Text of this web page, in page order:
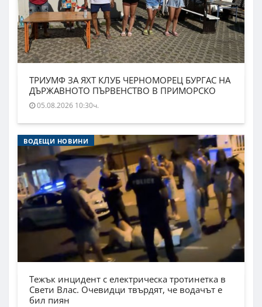
ТРИУМФ ЗА ЯХТ КЛУБ ЧЕРНОМОРЕЦ БУРГАС НА
ДЪРЖАВНОТО ПЪРВЕНСТВО В ПРИМОРСКО
05.08.2026 10:30ч.
ВОДЕЩИ НОВИНИ
Тежък инцидент с електрическа тротинетка в
Свети Влас. Очевидци твърдят, че водачът е
бил пиян